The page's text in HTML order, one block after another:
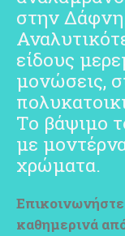
στην
είδους
μονώσεις,
Το βάψιμο
με
χρώματα.
καθημερινά